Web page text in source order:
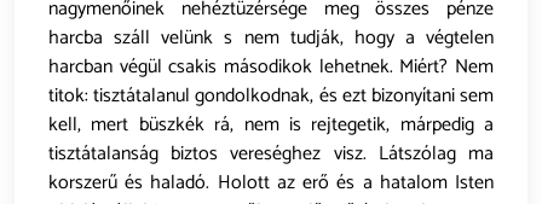
nagymenőinek nehéztüzérsége meg összes pénze
harcba száll velünk s nem tudják, hogy a végtelen
harcban végül csakis másodikok lehetnek. Miért? Nem
titok: tisztátalanul gondolkodnak, és ezt bizonyítani sem
kell, mert büszkék rá, nem is rejtegetik, márpedig a
tisztátalanság biztos vereséghez visz. Látszólag ma
korszerű és haladó. Holott az erő és a hatalom Isten